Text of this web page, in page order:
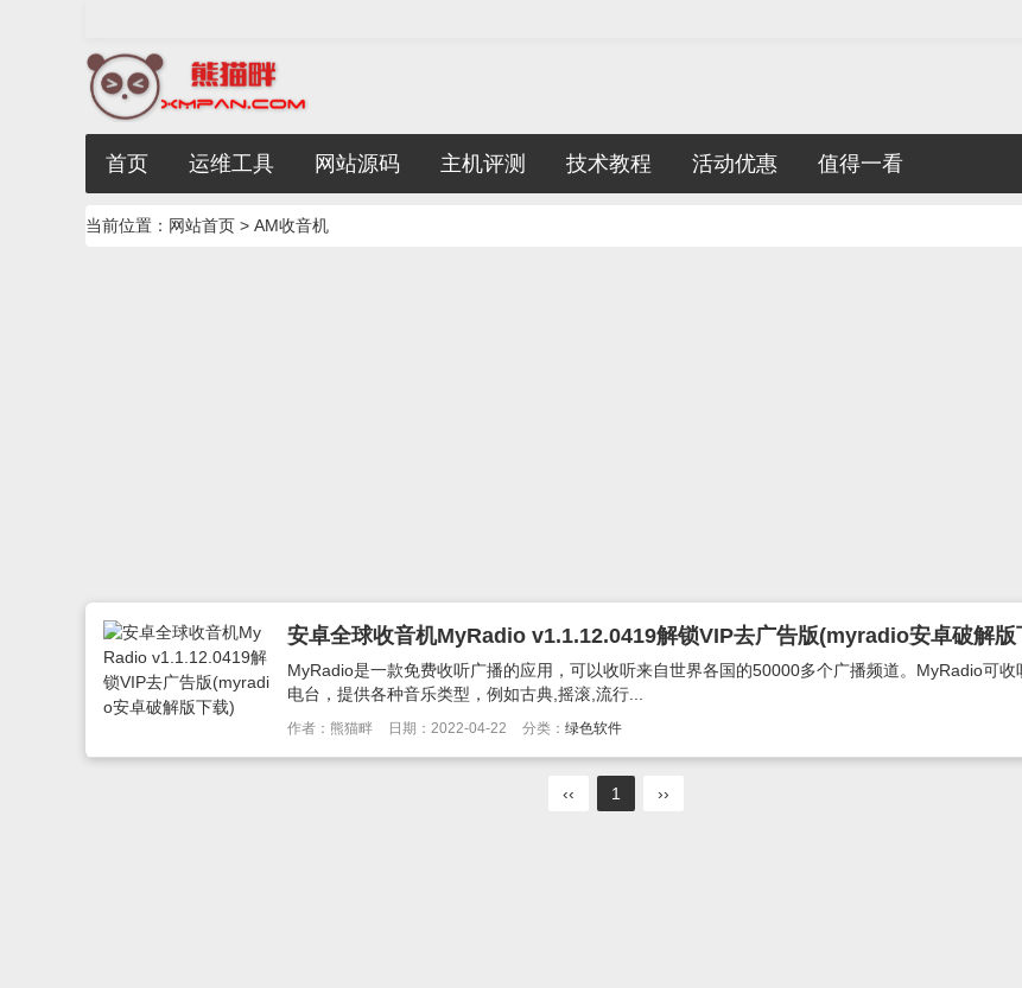
首页 运维工具 网站源码 主机评测 技术教程 活动优惠 值得一看
当前位置： 网站首页 > AM收音机
安卓全球收音机MyRadio v1.1.12.0419解锁VIP去广告版(myradio安卓破解版
MyRadio是一款免费收听广播的应用，可以收听来自世界各国的50000多个广播频道。MyRadio可收
电台，提供各种音乐类型，例如古典,摇滚,流行...
作者：熊猫畔 日期：2022-04-22 分类： 绿色软件
‹‹ 1 ››